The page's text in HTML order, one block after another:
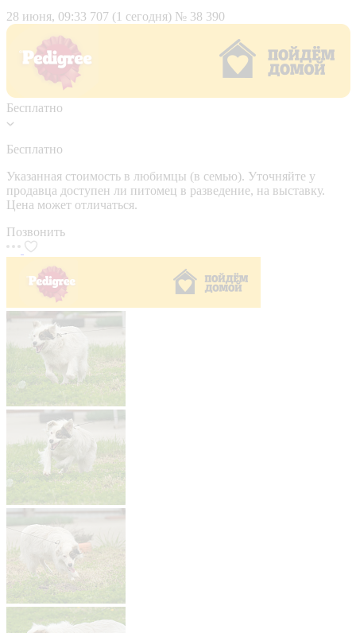
28 июня, 09:33 707 (1 сегодня) № 38 390
Бесплатно
Бесплатно
Указанная стоимость в любимцы (в семью). Уточняйте у
продавца доступен ли питомец в разведение, на выставку.
Цена может отличаться.
Позвонить